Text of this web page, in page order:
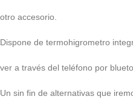
otro accesorio.
Dispone de termohigrometro
ver a través del teléfono por
Un sin fin de alternativas que